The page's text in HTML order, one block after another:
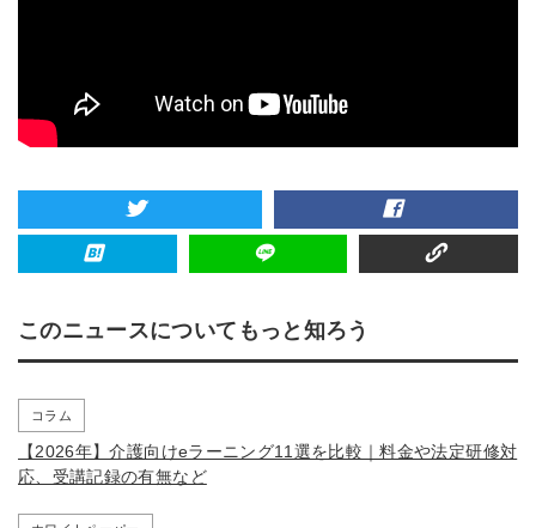
このニュースについてもっと知ろう
コラム
【2026年】介護向けeラーニング11選を比較｜料金や法定研修対
応、受講記録の有無など